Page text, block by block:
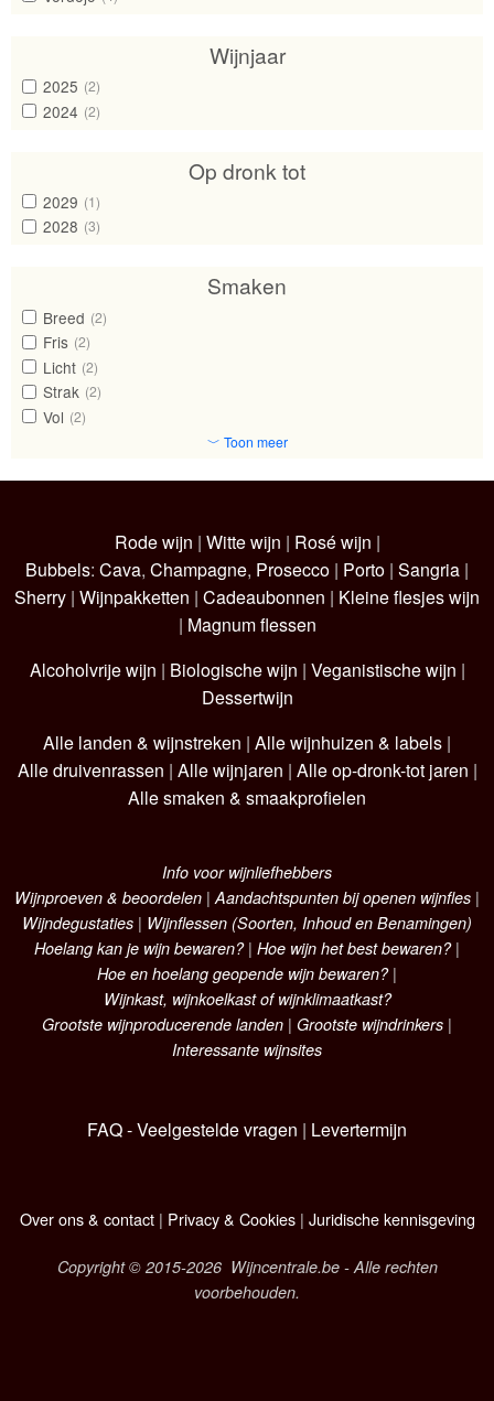
Wijnjaar
2025 (2)
2024 (2)
Op dronk tot
2029 (1)
2028 (3)
Smaken
Breed (2)
Fris (2)
Licht (2)
Strak (2)
Vol (2)
﹀ Toon meer
Rode wijn | Witte wijn | Rosé wijn |
Bubbels: Cava, Champagne, Prosecco | Porto | Sangria |
Sherry | Wijnpakketten | Cadeaubonnen | Kleine flesjes wijn
| Magnum flessen
Alcoholvrije wijn | Biologische wijn | Veganistische wijn |
Dessertwijn
Alle landen & wijnstreken | Alle wijnhuizen & labels |
Alle druivenrassen | Alle wijnjaren | Alle op-dronk-tot jaren |
Alle smaken & smaakprofielen
Info voor wijnliefhebbers
Wijnproeven & beoordelen | Aandachtspunten bij openen wijnfles |
Wijndegustaties | Wijnflessen (Soorten, Inhoud en Benamingen)
Hoelang kan je wijn bewaren?| Hoe wijn het best bewaren?|
Hoe en hoelang geopende wijn bewaren?|
Wijnkast, wijnkoelkast of wijnklimaatkast?
Grootste wijnproducerende landen | Grootste wijndrinkers |
Interessante wijnsites
FAQ - Veelgestelde vragen | Levertermijn
Over ons & contact| Privacy & Cookies| Juridische kennisgeving
Copyright © 2015-2026 Wijncentrale.be - Alle rechten
voorbehouden.